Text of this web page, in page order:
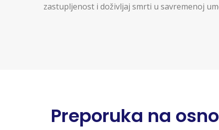
zastupljenost i doživljaj smrti u savremenoj
Preporuka na